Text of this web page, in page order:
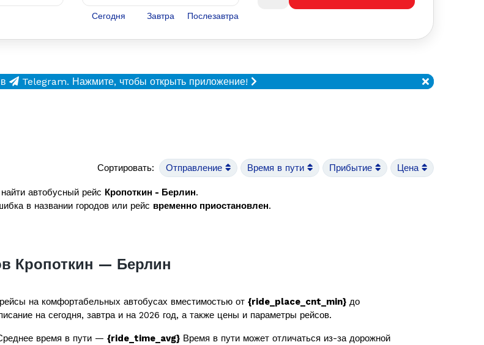
Сегодня Завтра Послезавтра
Telegram. Нажмите, чтобы открыть приложение!
Сортировать: Отправление Время в пути Прибытие Цена
автобусный рейс Кропоткин - Берлин.
в названии городов или рейс временно приостановлен.
Кропоткин — Берлин
на комфортабельных автобусах вместимостью от {ride_place_cnt_min} до
на сегодня, завтра и на 2026 год, а также цены и параметры рейсов.
время в пути — {ride_time_avg} Время в пути может отличаться из-за дорожной